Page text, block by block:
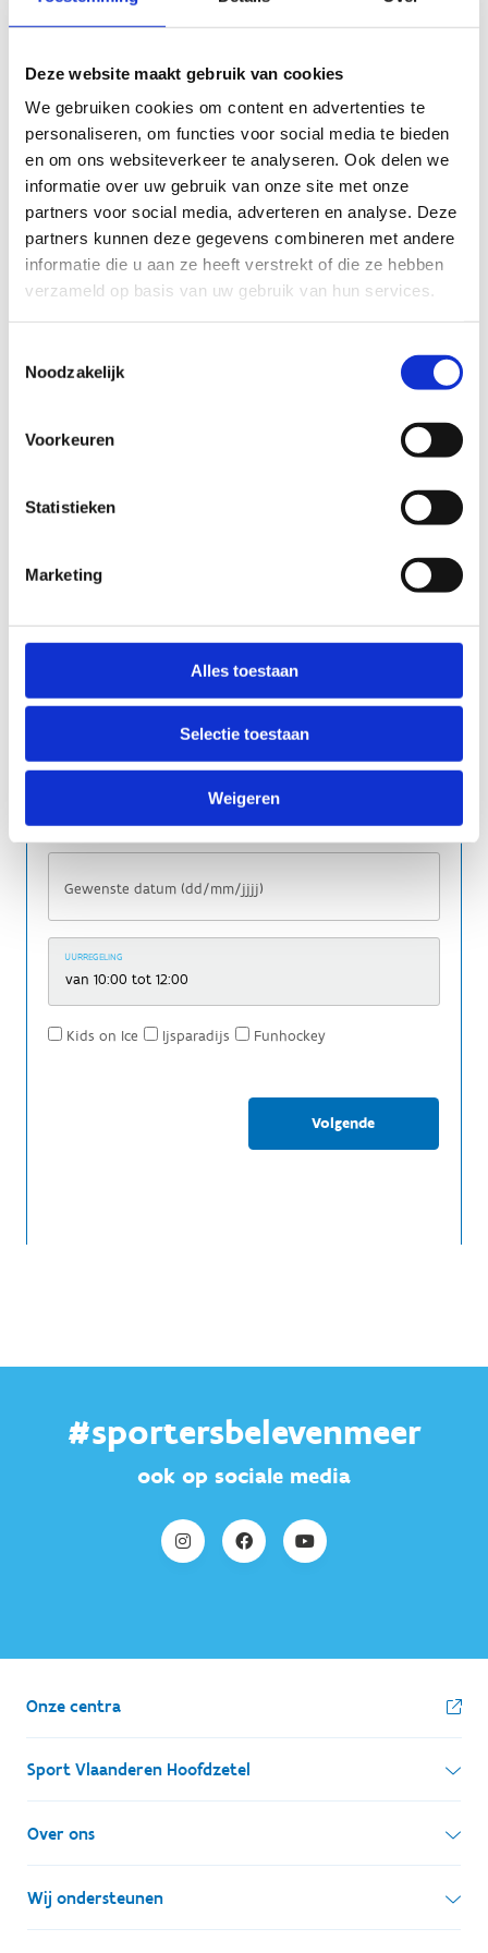
Deze website maakt gebruik van cookies
We gebruiken cookies om content en advertenties te
personaliseren, om functies voor social media te bieden
en om ons websiteverkeer te analyseren. Ook delen we
informatie over uw gebruik van onze site met onze
partners voor social media, adverteren en analyse. Deze
partners kunnen deze gegevens combineren met andere
informatie die u aan ze heeft verstrekt of die ze hebben
verzameld op basis van uw gebruik van hun services.
Noodzakelijk
Voorkeuren
Statistieken
Marketing
Alles toestaan
Selectie toestaan
Weigeren
#sportersbelevenmeer
ook op sociale media
Onze centra
Sport Vlaanderen Hoofdzetel
Simon Bolivarlaan 17
1000 Brussel
Ondernemingsnummer: BE 0248.142.826
Over ons
Wie zijn we, wat doen we
Onze centra
Wij ondersteunen